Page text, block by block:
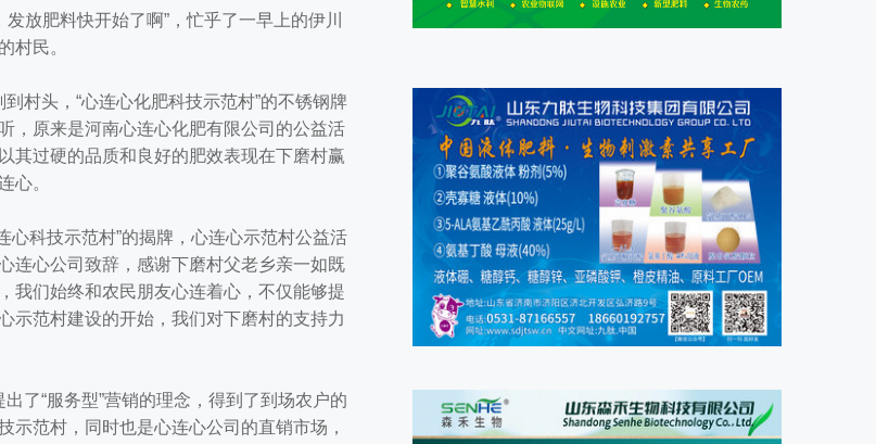
放肥料快开始了啊”，忙乎了一早上的伊川
村民。
村头，“心连心化肥科技示范村”的不锈钢牌
，原来是河南心连心化肥有限公司的公益活
其过硬的品质和良好的肥效表现在下磨村赢
心。
科技示范村”的揭牌，心连心示范村公益活
连心公司致辞，感谢下磨村父老乡亲一如既
我们始终和农民朋友心连着心，不仅能够提
示范村建设的开始，我们对下磨村的支持力
了“服务型”营销的理念，得到了到场农户的
示范村，同时也是心连心公司的直销市场，